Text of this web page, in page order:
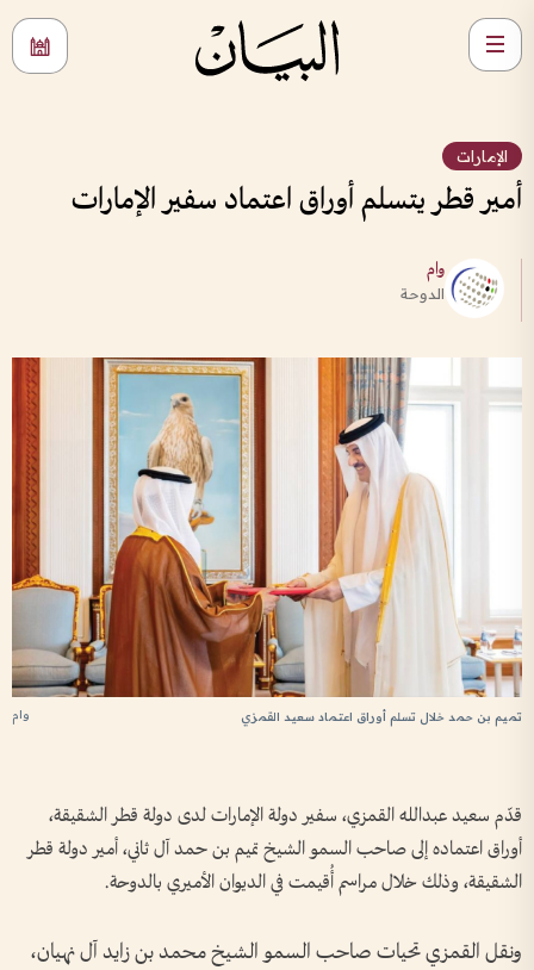
الإمارات
أمير قطر يتسلم أوراق اعتماد سفير الإمارات
وام
الدوحة
وام تميم بن حمد خلال تسلم أوراق اعتماد سعيد القمزي
قدّم سعيد عبدالله القمزي، سفير دولة الإمارات لدى دولة قطر الشقيقة،
أوراق اعتماده إلى صاحب السمو الشيخ تميم بن حمد آل ثاني، أمير دولة قطر
الشقيقة، وذلك خلال مراسم أُقيمت في الديوان الأميري بالدوحة.
ونقل القمزي تحيات صاحب السمو الشيخ محمد بن زايد آل نهيان،